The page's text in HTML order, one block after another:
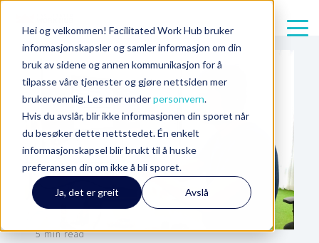
Hei og velkommen! Facilitated Work Hub bruker
informasjonskapsler og samler informasjon om din
bruk av sidene og annen kommunikasjon for å
tilpasse våre tjenester og gjøre nettsiden mer
brukervennlig. Les mer underpersonvern.
Hvis du avslår, blir ikke informasjonen din sporet når
du besøker dette nettstedet. Én enkelt
informasjonskapsel blir brukt til å huske
preferansen din om ikke å bli sporet.
Ja, det er greit Avslå
5 min read